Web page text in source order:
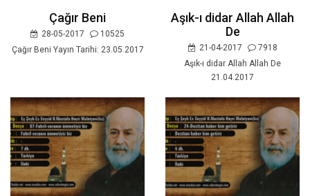
Çağır Beni
28-05-2017
10525
Çağır Beni Yayın Tarihi: 23.05.2017
Aşık-ı didar Allah Allah
De
21-04-2017
7918
Aşık-ı didar Allah Allah De
21.04.2017